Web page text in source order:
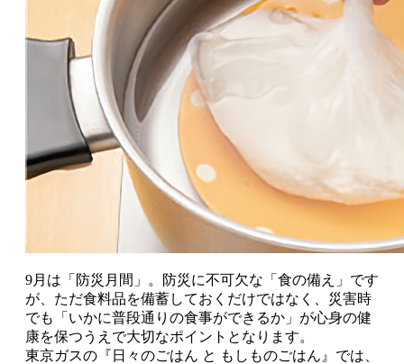
9月は「防災月間」。防災に不可欠な「食の備え」です
が、ただ食料品を備蓄しておくだけではなく、災害時
でも「いかに普段通りの食事ができるか」が心身の健
康を保つうえで大切なポイントとなります。
東京ガスの『日々のごはん と もしものごはん』では、